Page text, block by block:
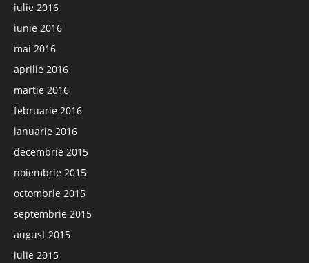
iulie 2016
iunie 2016
mai 2016
aprilie 2016
martie 2016
februarie 2016
ianuarie 2016
decembrie 2015
noiembrie 2015
octombrie 2015
septembrie 2015
august 2015
iulie 2015